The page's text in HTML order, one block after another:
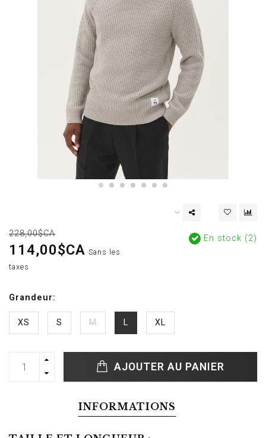
228,00$CA
114,00$CA Sans les
taxes
En stock (2)
Grandeur:
XS S M L XL
AJOUTER AU PANIER
INFORMATIONS